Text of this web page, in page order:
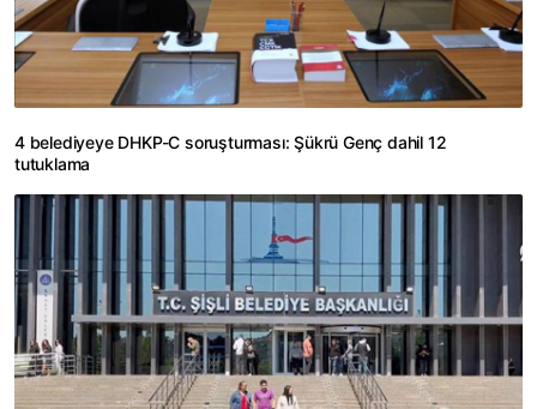
4 belediyeye DHKP-C soruşturması: Şükrü Genç dahil 12
tutuklama